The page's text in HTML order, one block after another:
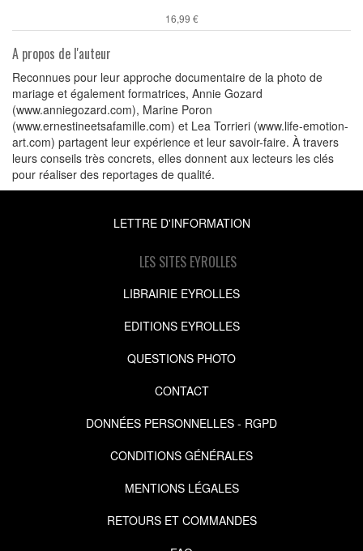
16,99 €
A propos de l'auteur
Reconnues pour leur approche documentaire de la photo de
mariage et également formatrices, Annie Gozard
(www.anniegozard.com), Marine Poron
(www.ernestineetsafamille.com) et Lea Torrieri (www.life-emotion-
art.com) partagent leur expérience et leur savoir-faire. À travers
leurs conseils très concrets, elles donnent aux lecteurs les clés
pour réaliser des reportages de qualité.
LETTRE D'INFORMATION
LES SITES EYROLLES
LIBRAIRIE EYROLLES
EDITIONS EYROLLES
QUESTIONS PHOTO
CONTACT
DONNÉES PERSONNELLES - RGPD
CONDITIONS GÉNÉRALES
MENTIONS LÉGALES
RETOURS ET COMMANDES